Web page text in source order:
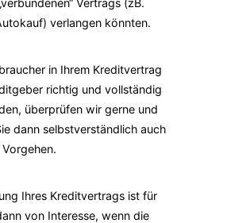
verlangen könnten.
in Ihrem Kreditvertrag
richtig und vollständig
überprüfen wir gerne und
dann selbstverständlich auch
Ihres Kreditvertrags ist für
von Interesse, wenn die